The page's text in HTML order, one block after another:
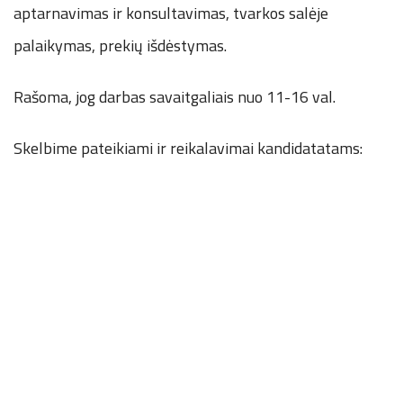
aptarnavimas ir konsultavimas, tvarkos salėje
palaikymas, prekių išdėstymas.
Rašoma, jog darbas savaitgaliais nuo 11-16 val.
Skelbime pateikiami ir reikalavimai kandidatatams: